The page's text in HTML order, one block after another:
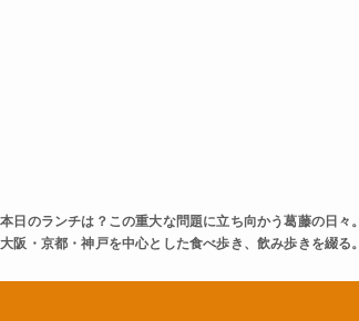
本日のランチは？この重大な問題に立ち向かう葛藤の日々。
大阪・京都・神戸を中心とした食べ歩き、飲み歩きを綴る。